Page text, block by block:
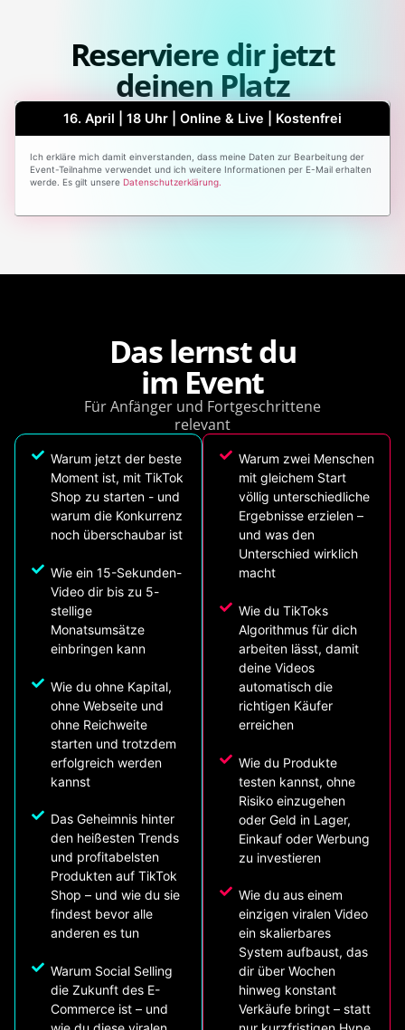
Reserviere dir jetzt
deinen Platz
16. April | 18 Uhr | Online & Live | Kostenfrei
Ich erkläre mich damit einverstanden, dass meine Daten zur Bearbeitung der
Event-Teilnahme verwendet und ich weitere Informationen per E-Mail erhalten
werde. Es gilt unsere Datenschutzerklärung.
Das lernst du
im Event
Für Anfänger und Fortgeschrittene
relevant
Warum jetzt der beste
Moment ist, mit TikTok
Shop zu starten - und
warum die Konkurrenz
noch überschaubar ist
Wie ein 15-Sekunden-
Video dir bis zu 5-
stellige
Monatsumsätze
einbringen kann
Wie du ohne Kapital,
ohne Webseite und
ohne Reichweite
starten und trotzdem
erfolgreich werden
kannst
Das Geheimnis hinter
den heißesten Trends
und profitabelsten
Produkten auf TikTok
Shop – und wie du sie
findest bevor alle
anderen es tun
Warum Social Selling
die Zukunft des E-
Commerce ist – und
Warum zwei Menschen
mit gleichem Start
völlig unterschiedliche
Ergebnisse erzielen –
und was den
Unterschied wirklich
macht
Wie du TikToks
Algorithmus für dich
arbeiten lässt, damit
deine Videos
automatisch die
richtigen Käufer
erreichen
Wie du Produkte
testen kannst, ohne
Risiko einzugehen
oder Geld in Lager,
Einkauf oder Werbung
zu investieren
Wie du aus einem
einzigen viralen Video
ein skalierbares
System aufbaust, das
dir über Wochen
hinweg konstant
Verkäufe bringt – statt